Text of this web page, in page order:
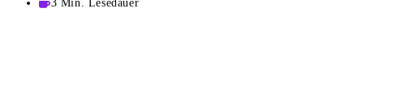
3 Min. Lesedauer